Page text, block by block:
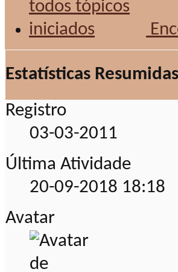
Estatísticas Resumidas
Registro
03-03-2011
Última Atividade
20-09-2018 18:18
Avatar